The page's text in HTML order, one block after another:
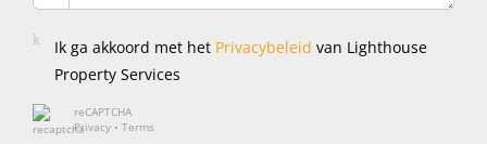
Ik ga akkoord met het Privacybeleid van Lighthouse
Property Services
reCAPTCHA
Privacy • Terms